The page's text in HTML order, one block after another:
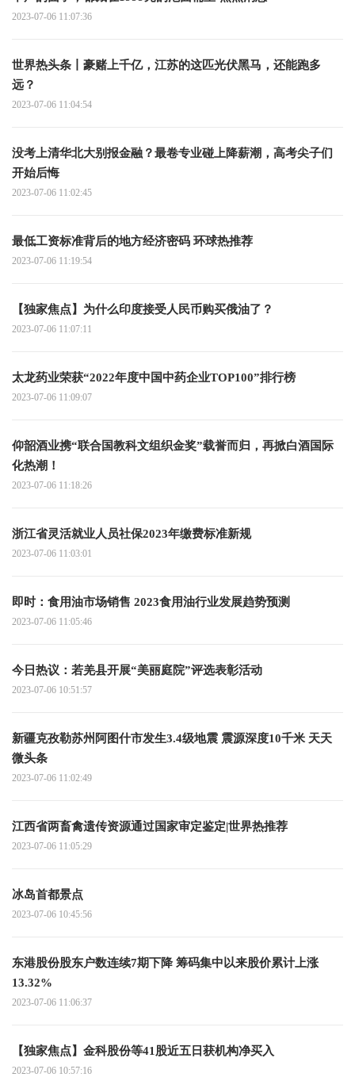
2023-07-06 11:07:36
世界热头条丨豪赌上千亿，江苏的这匹光伏黑马，还能跑多
远？
2023-07-06 11:04:54
没考上清华北大别报金融？最卷专业碰上降薪潮，高考尖子们
开始后悔
2023-07-06 11:02:45
最低工资标准背后的地方经济密码 环球热推荐
2023-07-06 11:19:54
【独家焦点】为什么印度接受人民币购买俄油了？
2023-07-06 11:07:11
太龙药业荣获“2022年度中国中药企业TOP100”排行榜
2023-07-06 11:09:07
仰韶酒业携“联合国教科文组织金奖”载誉而归，再掀白酒国际
化热潮！
2023-07-06 11:18:26
浙江省灵活就业人员社保2023年缴费标准新规
2023-07-06 11:03:01
即时：食用油市场销售 2023食用油行业发展趋势预测
2023-07-06 11:05:46
今日热议：若羌县开展“美丽庭院”评选表彰活动
2023-07-06 10:51:57
新疆克孜勒苏州阿图什市发生3.4级地震 震源深度10千米 天天
微头条
2023-07-06 11:02:49
江西省两畜禽遗传资源通过国家审定鉴定|世界热推荐
2023-07-06 11:05:29
冰岛首都景点
2023-07-06 10:45:56
东港股份股东户数连续7期下降 筹码集中以来股价累计上涨
13.32%
2023-07-06 11:06:37
【独家焦点】金科股份等41股近五日获机构净买入
2023-07-06 10:57:16